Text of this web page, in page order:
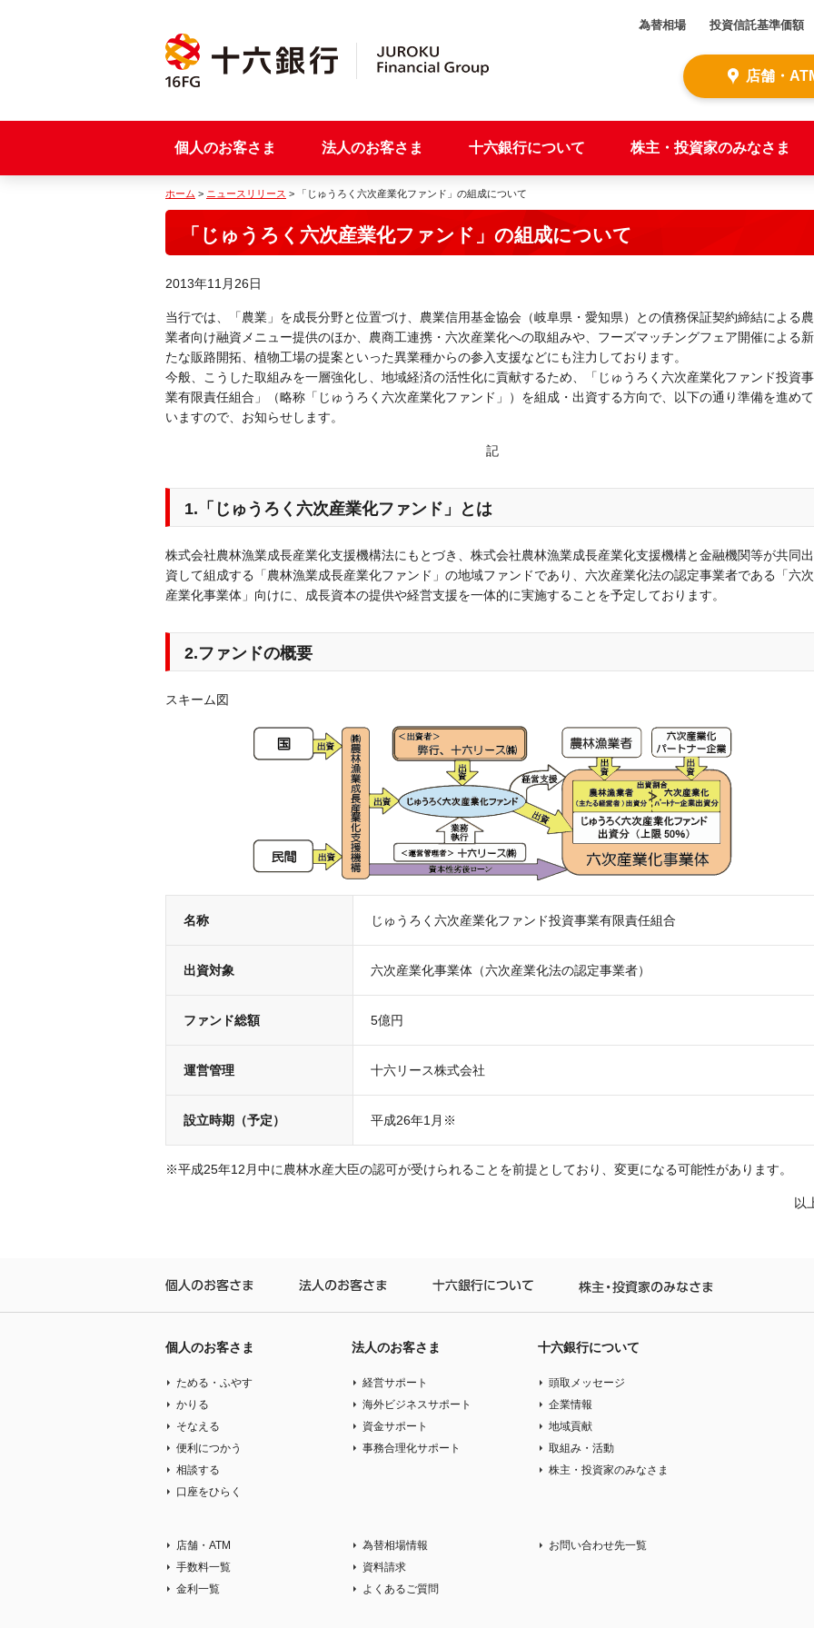
為替相場 投資信託基準価額
店舗・
個人のお客さま 法人のお客さま 十六銀行について 株主・投資家のみなさま
ホーム > ニュースリリース > 「じゅうろく六次産業化ファンド」の組成について
「じゅうろく六次産業化ファンド」の組成について
2013年11月26日
当行では、「農業」を成長分野と位置づけ、農業信用基金協会（岐阜県・愛知県）との債務保証契約締結による農
業者向け融資メニュー提供のほか、農商工連携・六次産業化への取組みや、フーズマッチングフェア開催による新
たな販路開拓、植物工場の提案といった異業種からの参入支援などにも注力しております。
今般、こうした取組みを一層強化し、地域経済の活性化に貢献するため、「じゅうろく六次産業化ファンド投資事
業有限責任組合」（略称「じゅうろく六次産業化ファンド」）を組成・出資する方向で、以下の通り準備を進めて
いますので、お知らせします。
記
1.「じゅうろく六次産業化ファンド」とは
株式会社農林漁業成長産業化支援機構法にもとづき、株式会社農林漁業成長産業化支援機構と金融機関等が共同出
資して組成する「農林漁業成長産業化ファンド」の地域ファンドであり、六次産業化法の認定事業者である「六次
産業化事業体」向けに、成長資本の提供や経営支援を一体的に実施することを予定しております。
2.ファンドの概要
スキーム図
名称 じゅうろく六次産業化ファンド投資事業有限責任組合
出資対象 六次産業化事業体（六次産業化法の認定事業者）
ファンド総額 5億円
運営管理 十六リース株式会社
設立時期（予定） 平成26年1月※
※平成25年12月中に農林水産大臣の認可が受けられることを前提としており、変更になる可能性があります。
以
個人のお客さま 法人のお客さま 十六銀行について
個人のお客さま
ためる・ふやす
かりる
そなえる
便利につかう
相談する
口座をひらく
法人のお客さま
経営サポート
海外ビジネスサポート
資金サポート
事務合理化サポート
十六銀行について
頭取メッセージ
企業情報
地域貢献
取組み・活動
株主・投資家のみなさま
店舗・ATM
手数料一覧
金利一覧
為替相場情報
資料請求
よくあるご質問
お問い合わせ先一覧